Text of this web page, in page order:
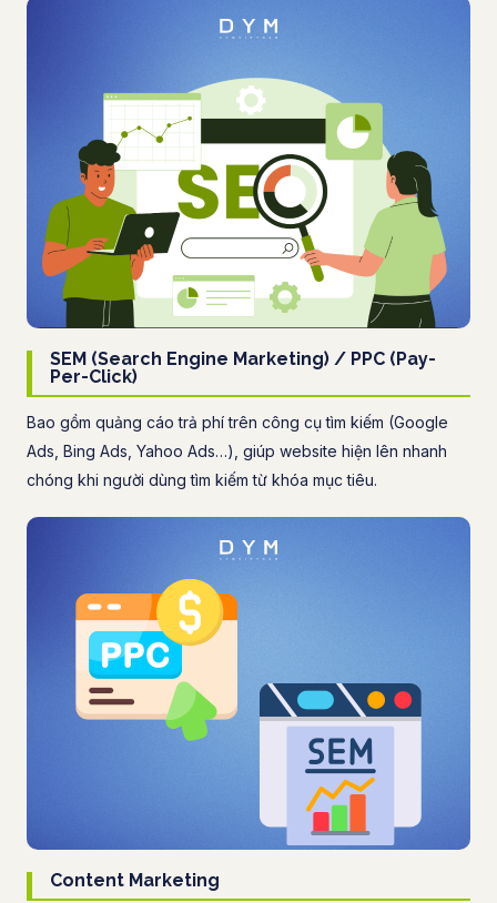
SEM (Search Engine Marketing) / PPC (Pay-
Per-Click)
Bao gồm quảng cáo trả phí trên công cụ tìm kiếm (Google
Ads, Bing Ads, Yahoo Ads…), giúp website hiện lên nhanh
chóng khi người dùng tìm kiếm từ khóa mục tiêu.
Content Marketing